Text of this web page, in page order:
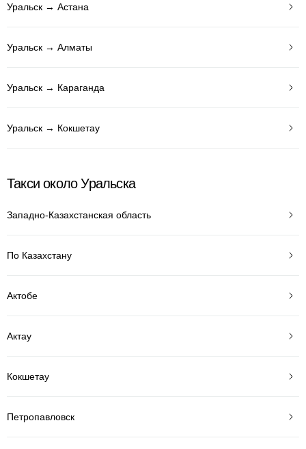
Уральск → Астана
Уральск → Алматы
Уральск → Караганда
Уральск → Кокшетау
Такси около Уральска
Западно-Казахстанская область
По Казахстану
Актобе
Актау
Кокшетау
Петропавловск